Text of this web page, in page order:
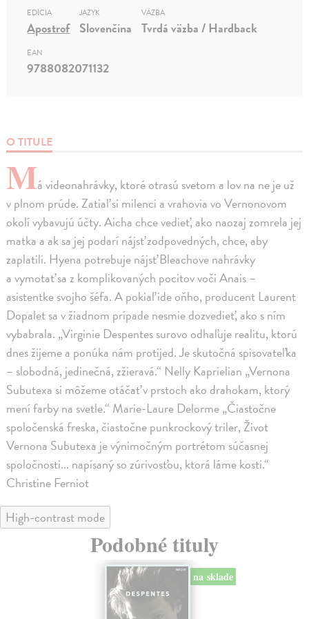
O TITULE
Má videonahrávky, ktoré otrasú svetom a lov na ne je už
v plnom prúde. Zatiaľ si milenci a vrahovia vo Vernonovom
okolí vybavujú účty. Aicha chce vedieť, ako naozaj zomrela jej
matka a ak sa jej podarí nájsť zodpovedných, chce, aby
zaplatili. Hyena potrebuje nájsť Bleachove nahrávky
a vymotať sa z komplikovaných pocitov voči Anais –
asistentke svojho šéfa. A pokiaľ ide oňho, producent Laurent
Dopalet sa v žiadnom prípade nesmie dozvedieť, ako s ním
vybabrala. „Virginie Despentes surovo odhaľuje realitu, ktorú
dnes žijeme a ponúka nám protijed. Je skutočná spisovateľka
– slobodná, jedinečná, zžieravá.“ Nelly Kaprielian „Vernona
Subutexa si môžeme otáčať v prstoch ako drahokam, ktorý
mení farby na svetle.“ Marie-Laure Delorme „Čiastočne
spoločenská freska, čiastočne punkrockový triler, Život
Vernona Subutexa je výnimočným portrétom súčasnej
spoločnosti... napísaný so zúrivosťou, ktorá láme kosti.“
Christine Ferniot
EDÍCIA
Apostrof
JAZYK
Slovenčina
VÄZBA
Tvrdá väzba / Hardback
EAN
9788082071132
High-contrast mode
Podobné tituly
na sklade